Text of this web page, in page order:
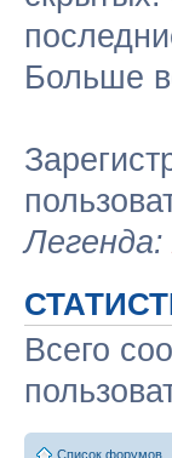
Больше
Легенда:
Всего
Список форумов